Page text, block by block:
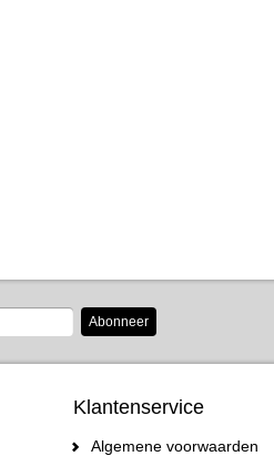
Abonneer
Klantenservice
Algemene voorwaarden